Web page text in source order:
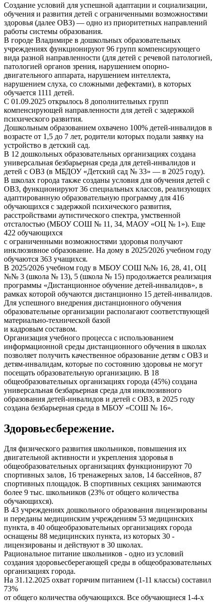
Создание условий для успешной адаптации и социализации,
обучения и развития детей с ограниченными возможностями
здоровья (далее ОВЗ) — одно из приоритетных направлений
работы системы образования.
В городе Владимире в дошкольных образовательных
учреждениях функционируют 96 групп компенсирующего
вида разной направленности (для детей с речевой патологией,
патологией органов зрения, нарушением опорно-
двигательного аппарата, нарушением интеллекта,
нарушением слуха, со сложными дефектами), в которых
обучается 1111 детей.
С 01.09.2025 открылось 8 дополнительных групп
компенсирующей направленности для детей с задержкой
психического развития.
Дошкольным образованием охвачено 100% детей-инвалидов в
возрасте от 1,5 до 7 лет, родители которых подали заявку на
устройство в детский сад.
В 12 дошкольных образовательных организациях создана
универсальная безбарьерная среда для детей-инвалидов и
детей с ОВЗ (в МБДОУ «Детский сад № 33» — в 2025 году).
В школах города также созданы условия для обучения детей с
ОВЗ, функционируют 36 специальных классов, реализующих
адаптированную образовательную программу для 416
обучающихся с задержкой психического развития,
расстройствами аутистического спектра, умственной
отсталостью (МБОУ СОШ № 11, 34, МАОУ «ОЦ № 1»). Еще
422 обучающихся
с ограниченными возможностями здоровья получают
инклюзивное образование. На дому в 2025/2026 учебном году
обучаются 363 учащихся.
В 2025/2026 учебном году в МБОУ СОШ №№ 16, 28, 41, ОЦ
№№ 3 (школа № 13), 5 (школа № 15) продолжается реализация
программы «Дистанционное обучение детей-инвалидов», в
рамках которой обучаются дистанционно 15 детей-инвалидов.
Для успешного внедрения дистанционного обучения
образовательные организации располагают соответствующей
материально-технической базой
и кадровым составом.
Организация учебного процесса с использованием
информационной среды дистанционного обучения в школах
позволяет получить качественное образование детям с ОВЗ и
детям-инвалидам, которые по состоянию здоровья не могут
посещать образовательную организацию. В 18
общеобразовательных организациях города (45%) создана
универсальная безбарьерная среда для инклюзивного
образования детей-инвалидов и детей с ОВЗ, в 2025 году
создана безбарьерная среда в МБОУ «СОШ № 16».
Здоровьесбережение.
Для физического развития школьников, повышения их
двигательной активности и укрепления здоровья в
общеобразовательных организациях функционируют 70
спортивных залов, 16 тренажерных залов, 14 бассейнов, 87
спортивных площадок. В спортивных секциях занимаются
более 9 тыс. школьников (23% от общего количества
обучающихся).
В 43 учреждениях дошкольного образования лицензированы
и переданы медицинским учреждениям 53 медицинских
пункта, в 40 общеобразовательных организациях города
оснащены 88 медицинских пункта, из которых 30 -
лицензированы и действуют в 30 школах.
Рациональное питание школьников - одно из условий
создания здоровьесберегающей среды в общеобразовательных
организациях города.
На 31.12.2025 охват горячим питанием (1-11 классы) составил
73%
от общего количества обучающихся. Все обучающиеся 1-4-х